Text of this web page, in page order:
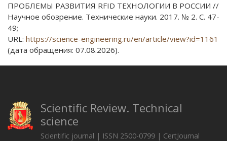
ПРОБЛЕМЫ РАЗВИТИЯ RFID ТЕХНОЛОГИИ В РОССИИ //
Научное обозрение. Технические науки. 2017. № 2. С. 47-
49;
URL: https://science-engineering.ru/en/article/view?id=1161
(дата обращения: 07.08.2026).
Scientific Review. Technical
science
Scientific journal | ISSN 2500-0799 | CertJournal